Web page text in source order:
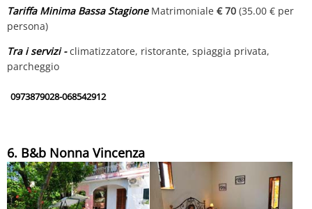
Tariffa Minima Bassa StagioneMatrimoniale € 70 (35.00 € per
persona)
Tra i servizi -climatizzatore, ristorante, spiaggia privata,
parcheggio
0973879028-068542912
6. B&b Nonna Vincenza